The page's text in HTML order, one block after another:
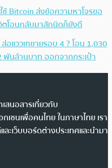
ช้ Bitcoin ส่งข้อความหาโจรขอ
โอนกลับมาสักนิดก็ยังดี
อแววเทขายรอบ 4 ? โอน 1,030
พันล้านบาท ออกจากกระเป๋า
สนอสารเกี่ยวกับ
เชนเพื่อคนไทย ในภาษาไทย เรา
ะเว็บบอร์ดต่างประเทศและนำมา